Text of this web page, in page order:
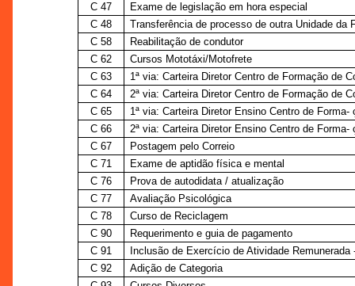
C 47
Exame de legislação em hora especial
C 48
Transferência de processo de outra Unidade da
C 58
Reabilitação de condutor
C 62
Cursos Mototáxi/Motofrete
C 63
1ª via: Carteira Diretor Centro de Formação de
C 64
2ª via: Carteira Diretor Centro de Formação de
C 65
1ª via: Carteira Diretor Ensino Centro de Forma-
C 66
2ª via: Carteira Diretor Ensino Centro de Forma-
C 67
Postagem pelo Correio
C 71
Exame de aptidão física e mental
C 76
Prova de autodidata / atualização
C 77
Avaliação Psicológica
C 78
Curso de Reciclagem
C 90
Requerimento e guia de pagamento
C 91
Inclusão de Exercício de Atividade Remunerada
C 92
Adição de Categoria